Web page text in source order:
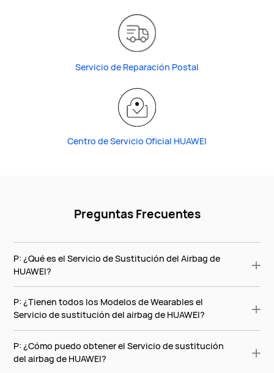
Servicio de Reparación Postal
Centro de Servicio Oficial HUAWEI
Preguntas Frecuentes
P: ¿Qué es el Servicio de Sustitución del Airbag de
HUAWEI?
P: ¿Tienen todos los Modelos de Wearables el
Servicio de sustitución del airbag de HUAWEI?
P: ¿Cómo puedo obtener el Servicio de sustitución
del airbag de HUAWEI?